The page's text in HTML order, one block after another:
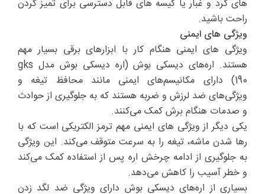
های گرد و غبار یا کیسه های قابل دسترسی برای تمیز کردن
راحت باشید.
ویژگی های ایمنی
ویژگی های ایمنی هنگام کار با ابزارهای برقی بسیار مهم
هستند. اره‌های دیسکی بوش (اره دیسکی بوش مدل gks
190) دارای مکانیسم‌های ایمنی مانند محافظ تیغه و
ویژگی‌های ضد لرزش و ضربه هستند که به جلوگیری از حوادث
و صدمات هنگام برش کمک می‌کنند.
یکی دیگر از ویژگی های ایمنی مهم ترمز الکتریکی است که با
رها شدن ماشه، تیغه را به سرعت متوقف می‌کند. این ویژگی
به جلوگیری از ادامه چرخش اره پس از استفاده کمک می‌کند
و خطر آسیب را کاهش می‌دهد.
بسیاری از اره‌های دیسکی بوش دارای ویژگی ضد لگد زدن